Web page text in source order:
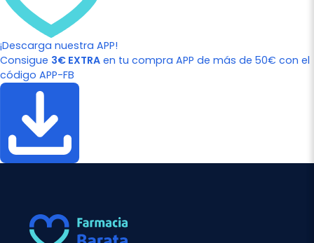
¡Descarga nuestra APP!
Consigue 3€ EXTRA en tu compra APP de más de 50€ con el
código APP-FB